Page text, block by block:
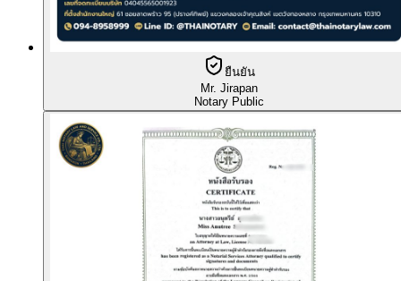
ยืนยัน
Mr. Jirapan
Notary Public